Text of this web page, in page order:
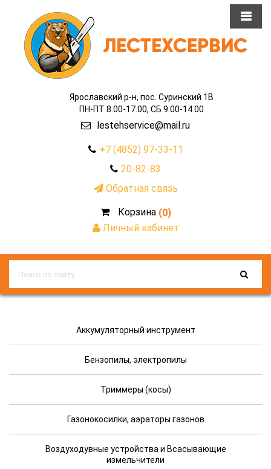
Ярославский р-н, пос. Суринский 1В
ПН-ПТ 8.00-17.00, СБ 9.00-14.00
lestehservice@mail.ru
+7 (4852) 97-33-11
20-82-83
Обратная связь
Корзина (0)
Личный кабинет
Аккумуляторный инструмент
Бензопилы, электропилы
Триммеры (косы)
Газонокосилки, аэраторы газонов
Воздуходувные устройства и Всасывающие
измельчители